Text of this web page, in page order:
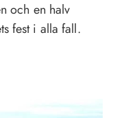
och en halv
fest i alla fall.